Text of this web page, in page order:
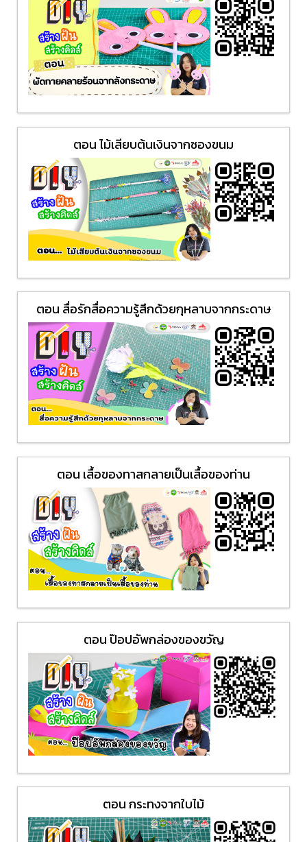
ตอน ไม้เสียบต้นเงินจากซองขนม
ตอน สื่อรักสื่อความรู้สึกด้วยกุหลาบจากกระดาษ
ตอน เสื้อของทาสกลายเป็นเสื้อของท่าน
ตอน ป๊อปอัพกล่องของขวัญ
ตอน กระทงจากใบไม้